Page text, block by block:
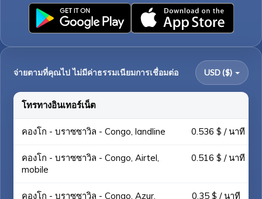
จ่ายตามที่คุณไป ไม่มีค่าธรรมเนียมการเชื่อมต่อ USD ($)
โทรทางอินเทอร์เน็ต
คองโก - บราซซาวิล - Congo, landline 0.536 $ / นาที
คองโก - บราซซาวิล - Congo, Airtel,
mobile
0.516 $ / นาที
คองโก - บราซซาวิล - Congo, Azur,
0.35 $ / นาที